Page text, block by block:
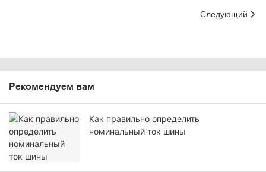
Следующий
Рекомендуем вам
Как правильно определить
номинальный ток шины